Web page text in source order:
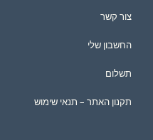
צור קשר
החשבון שלי
תשלום
תקנון האתר – תנאי שימוש